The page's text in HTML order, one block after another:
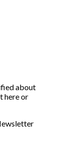
about
here or